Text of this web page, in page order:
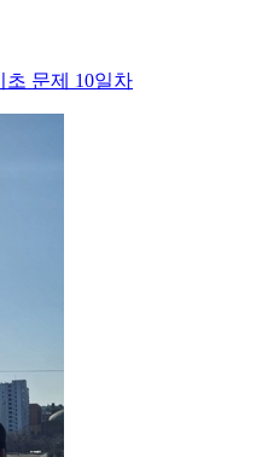
초 문제 10일차